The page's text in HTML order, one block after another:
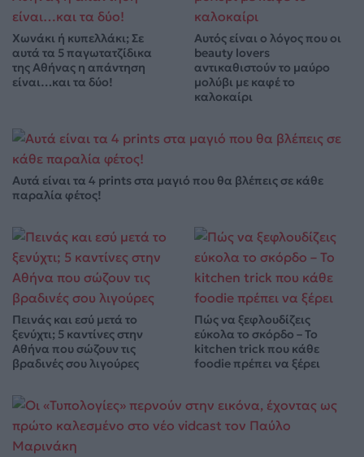
Χωνάκι ή κυπελλάκι; Σε
αυτά τα 5 παγωτατζίδικα
της Αθήνας η απάντηση
είναι…και τα δύο!
Αυτός είναι ο λόγος που οι
beauty lovers
αντικαθιστούν το μαύρο
μολύβι με καφέ το
καλοκαίρι
Αυτά είναι τα 4 prints στα μαγιό που θα βλέπεις σε κάθε
παραλία φέτος!
Πεινάς και εσύ μετά το
ξενύχτι; 5 καντίνες στην
Αθήνα που σώζουν τις
βραδινές σου λιγούρες
Πώς να ξεφλουδίζεις
εύκολα το σκόρδο – Το
kitchen trick που κάθε
foodie πρέπει να ξέρει